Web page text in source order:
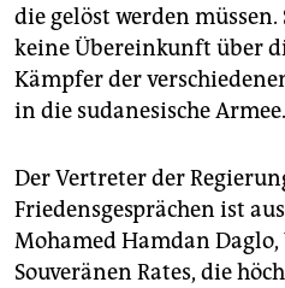
die gelöst werden
keine Übereinkunft über
Kämpfer der
in die sudanesische Armee.
Der Vertreter der
Friedensgesprächen ist
Mohamed Hamdan
Souveränen Rates, die